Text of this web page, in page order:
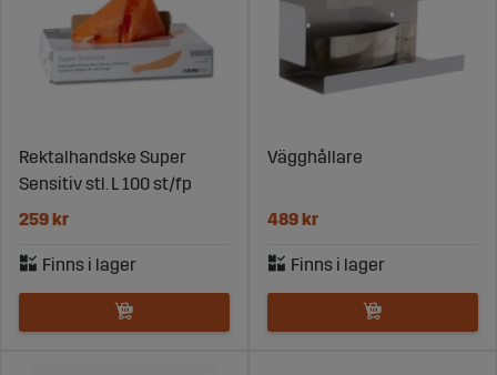
Rektalhandske Super
Sensitiv stl. L 100 st/fp
259 kr
Vägghållare
489 kr